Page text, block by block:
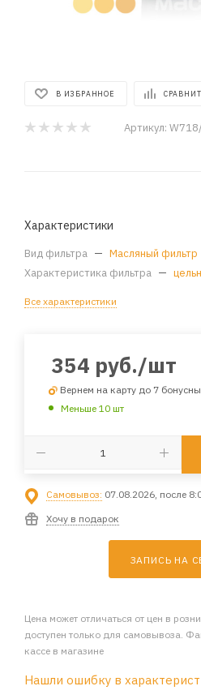
В ИЗБРАННОЕ
Артикул:
Характеристики
Вид фильтра — Масляный фильтр
Характеристика фильтра —
Все характеристики
354 руб./шт
Вернем на карту до 7
Меньше 10 шт
Самовывоз: 07.08.2026, после
Хочу в подарок
ЗАПИСЬ НА
Цена может отличаться от цен в
доступен только для самовывоза.
кассе в магазине
Нашли ошибку в